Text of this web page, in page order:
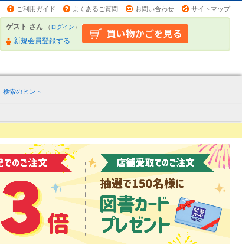
ご利用ガイド よくあるご質問 お問い合わせ サイトマップ
ゲスト さん （ログイン）
新規会員登録する
検索のヒント